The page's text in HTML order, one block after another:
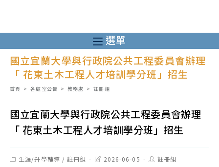
至
主
選單
國立宜蘭大學與行政院公共工程委員會辦理
「 花東土木工程人才培訓學分班」招生
首頁 > 各處室公告 > 教務處 > 註冊組
國立宜蘭大學與行政院公共工程委員會辦理
「 花東土木工程人才培訓學分班」招生
Post生涯/升學輔導 / 註冊組
Post2026-06-05
Post註冊組